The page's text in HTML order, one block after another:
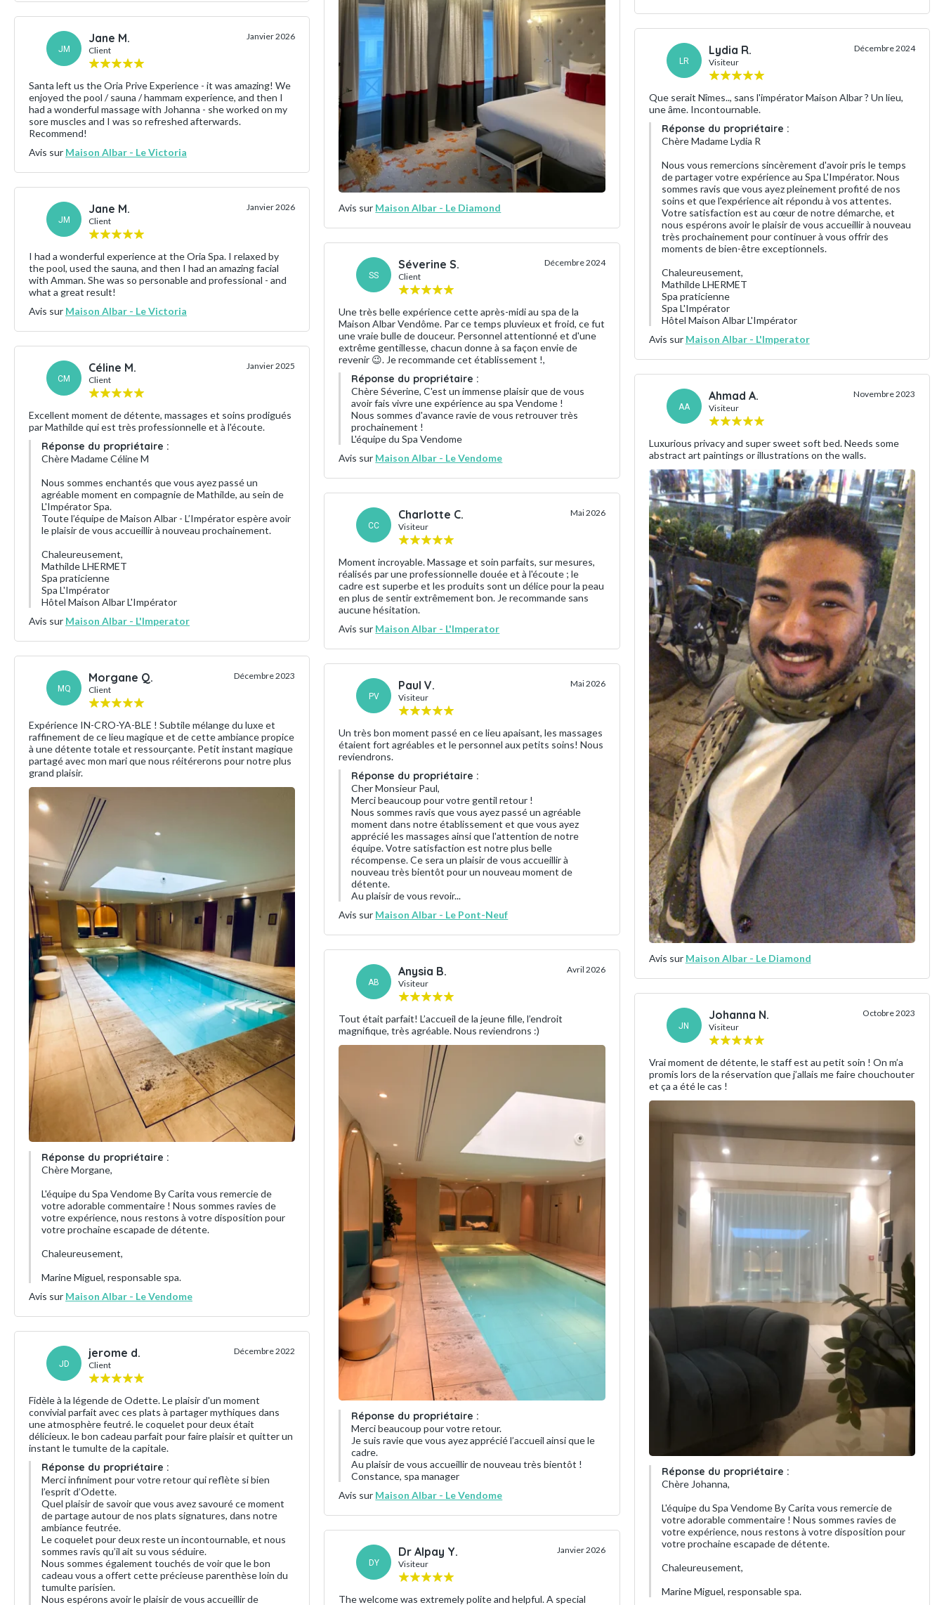
JM
Jane M.
Client
Janvier 2026
Santa left us the Oria Prive Experience - it was amazing! We
enjoyed the pool / sauna / hammam experience, and then I
had a wonderful massage with Johanna - she worked on my
sore muscles and I was so refreshed afterwards.
Recommend!
Avis sur Maison Albar - Le Victoria
JM
Jane M.
Client
Janvier 2026
I had a wonderful experience at the Oria Spa. I relaxed by
the pool, used the sauna, and then I had an amazing facial
with Amman. She was so personable and professional - and
what a great result!
Avis sur Maison Albar - Le Victoria
CM
Céline M.
Client
Janvier 2025
Excellent moment de détente, massages et soins prodigués
par Mathilde qui est très professionnelle et à l'écoute.
Réponse du propriétaire :
Chère Madame Céline M
Nous sommes enchantés que vous ayez passé un
agréable moment en compagnie de Mathilde, au sein de
L'Impérator Spa.
Toute l’équipe de Maison Albar - L’Impérator espère avoir
le plaisir de vous accueillir à nouveau prochainement.
Chaleureusement,
Mathilde LHERMET
Spa praticienne
Spa L'Impérator
Hôtel Maison Albar L'Impérator
Avis sur Maison Albar - L'Imperator
MQ
Morgane Q.
Client
Décembre 2023
Expérience IN-CRO-YA-BLE ! Subtile mélange du luxe et
raffinement de ce lieu magique et de cette ambiance propice
à une détente totale et ressourçante. Petit instant magique
partagé avec mon mari que nous réitérerons pour notre plus
grand plaisir.
Réponse du propriétaire :
Chère Morgane,
L'équipe du Spa Vendome By Carita vous remercie de
votre adorable commentaire ! Nous sommes ravies de
votre expérience, nous restons à votre disposition pour
votre prochaine escapade de détente.
Chaleureusement,
Marine Miguel, responsable spa.
Avis sur Maison Albar - Le Vendome
JD
jerome d.
Client
Décembre 2022
Fidèle à la légende de Odette. Le plaisir d'un moment
convivial parfait avec ces plats à partager mythiques dans
une atmosphère feutré. le coquelet pour deux était
délicieux. le bon cadeau parfait pour faire plaisir et quitter un
instant le tumulte de la capitale.
Réponse du propriétaire :
Merci infiniment pour votre retour qui reflète si bien
l’esprit d’Odette.
Quel plaisir de savoir que vous avez savouré ce moment
de partage autour de nos plats signatures, dans notre
ambiance feutrée.
Le coquelet pour deux reste un incontournable, et nous
sommes ravis qu’il ait su vous séduire.
Nous sommes également touchés de voir que le bon
cadeau vous a offert cette précieuse parenthèse loin du
tumulte parisien.
Nous espérons avoir le plaisir de vous accueillir de
Avis sur Maison Albar - Le Diamond
SS
Séverine S.
Client
Décembre 2024
Une très belle expérience cette après-midi au spa de la
Maison Albar Vendôme. Par ce temps pluvieux et froid, ce fut
une vraie bulle de douceur. Personnel attentionné et d'une
extrême gentillesse, chacun donne à sa façon envie de
revenir 😉. Je recommande cet établissement !,
Réponse du propriétaire :
Chère Séverine, C'est un immense plaisir que de vous
avoir fais vivre une expérience au spa Vendome !
Nous sommes d'avance ravie de vous retrouver très
prochainement !
L'équipe du Spa Vendome
Avis sur Maison Albar - Le Vendome
CC
Charlotte C.
Visiteur
Mai 2026
Moment incroyable. Massage et soin parfaits, sur mesures,
réalisés par une professionnelle douée et à l'écoute ; le
cadre est superbe et les produits sont un délice pour la peau
en plus de sentir extrêmement bon. Je recommande sans
aucune hésitation.
Avis sur Maison Albar - L'Imperator
PV
Paul V.
Visiteur
Mai 2026
Un très bon moment passé en ce lieu apaisant, les massages
étaient fort agréables et le personnel aux petits soins! Nous
reviendrons.
Réponse du propriétaire :
Cher Monsieur Paul,
Merci beaucoup pour votre gentil retour !
Nous sommes ravis que vous ayez passé un agréable
moment dans notre établissement et que vous ayez
apprécié les massages ainsi que l'attention de notre
équipe. Votre satisfaction est notre plus belle
récompense. Ce sera un plaisir de vous accueillir à
nouveau très bientôt pour un nouveau moment de
détente.
Au plaisir de vous revoir...
Avis sur Maison Albar - Le Pont-Neuf
AB
Anysia B.
Visiteur
Avril 2026
Tout était parfait! L’accueil de la jeune fille, l’endroit
magnifique, très agréable. Nous reviendrons :)
Réponse du propriétaire :
Merci beaucoup pour votre retour.
Je suis ravie que vous ayez apprécié l’accueil ainsi que le
cadre.
Au plaisir de vous accueillir de nouveau très bientôt !
Constance, spa manager
Avis sur Maison Albar - Le Vendome
DY
Dr Alpay Y.
Visiteur
Janvier 2026
The welcome was extremely polite and helpful. A special
LR
Lydia R.
Visiteur
Décembre 2024
Que serait Nîmes.., sans l'impérator Maison Albar ? Un lieu,
une âme. Incontournable.
Réponse du propriétaire :
Chère Madame Lydia R
Nous vous remercions sincèrement d'avoir pris le temps
de partager votre expérience au Spa L'Impérator. Nous
sommes ravis que vous ayez pleinement profité de nos
soins et que l'expérience ait répondu à vos attentes.
Votre satisfaction est au cœur de notre démarche, et
nous espérons avoir le plaisir de vous accueillir à nouveau
très prochainement pour continuer à vous offrir des
moments de bien-être exceptionnels.
Chaleureusement,
Mathilde LHERMET
Spa praticienne
Spa L'Impérator
Hôtel Maison Albar L'Impérator
Avis sur Maison Albar - L'Imperator
AA
Ahmad A.
Visiteur
Novembre 2023
Luxurious privacy and super sweet soft bed. Needs some
abstract art paintings or illustrations on the walls.
Avis sur Maison Albar - Le Diamond
JN
Johanna N.
Visiteur
Octobre 2023
Vrai moment de détente, le staff est au petit soin ! On m’a
promis lors de la réservation que j’allais me faire chouchouter
et ça a été le cas !
Réponse du propriétaire :
Chère Johanna,
L'équipe du Spa Vendome By Carita vous remercie de
votre adorable commentaire ! Nous sommes ravies de
votre expérience, nous restons à votre disposition pour
votre prochaine escapade de détente.
Chaleureusement,
Marine Miguel, responsable spa.